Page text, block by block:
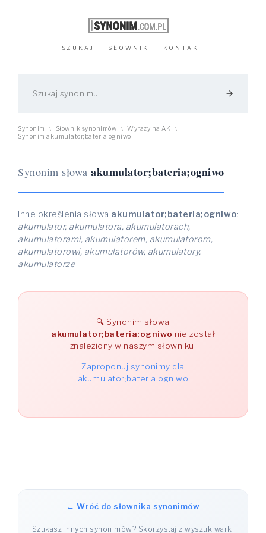
SZUKAJ SŁOWNIK KONTAKT
arrow_forward
Synonim \ Słownik synonimów \ Wyrazy na AK \
Synonim akumulator;bateria;ogniwo
Synonim słowa akumulator;bateria;ogniwo
Inne określenia słowa akumulator;bateria;ogniwo:
akumulator, akumulatora, akumulatorach,
akumulatorami, akumulatorem, akumulatorom,
akumulatorowi, akumulatorów, akumulatory,
akumulatorze
Synonim słowa
akumulator;bateria;ogniwo nie został
znaleziony w naszym słowniku.
Zaproponuj synonimy dla
akumulator;bateria;ogniwo
← Wróć do słownika synonimów
Szukasz innych synonimów? Skorzystaj z wyszukiwarki